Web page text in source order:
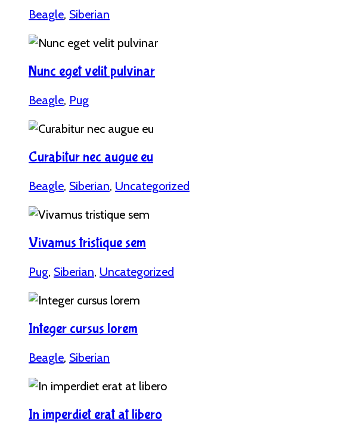
Beagle, Siberian
Nunc eget velit pulvinar
Beagle, Pug
Curabitur nec augue eu
Beagle, Siberian, Uncategorized
Vivamus tristique sem
Pug, Siberian, Uncategorized
Integer cursus lorem
Beagle, Siberian
In imperdiet erat at libero